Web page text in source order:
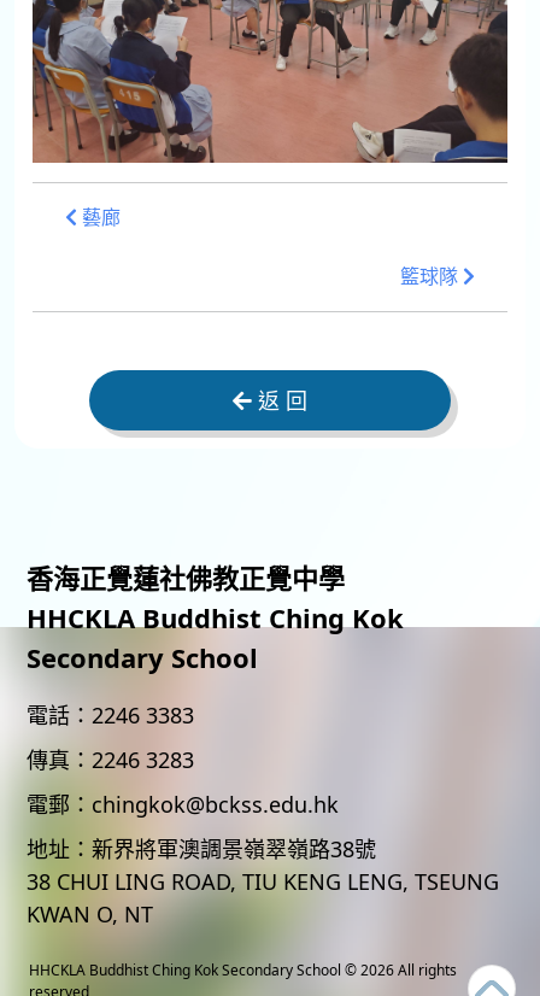
藝廊
籃球隊
返 回
香海正覺蓮社佛教正覺中學
HHCKLA Buddhist Ching Kok
Secondary School
電話： 2246 3383
傳真： 2246 3283
電郵： chingkok@bckss.edu.hk
地址： 新界將軍澳調景嶺翠嶺路38號
38 CHUI LING ROAD, TIU KENG LENG, TSEUNG
KWAN O, NT
HHCKLA Buddhist Ching Kok Secondary School © 2026 All rights
reserved